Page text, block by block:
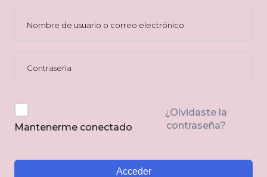
Mantenerme conectado
¿Olvidaste la
contraseña?
Acceder